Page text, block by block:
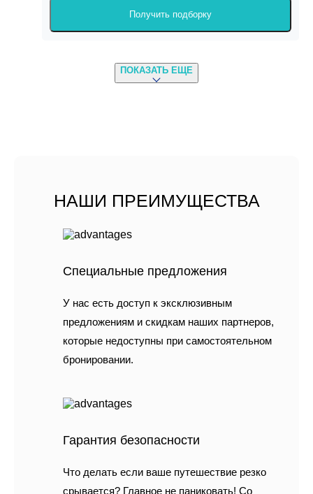
Получить подборку
ПОКАЗАТЬ ЕЩЕ
НАШИ ПРЕИМУЩЕСТВА
Специальные предложения
У нас есть доступ к эксклюзивным
предложениям и скидкам наших партнеров,
которые недоступны при самостоятельном
бронировании.
Гарантия безопасности
Что делать если ваше путешествие резко
срывается? Главное не паниковать! Со